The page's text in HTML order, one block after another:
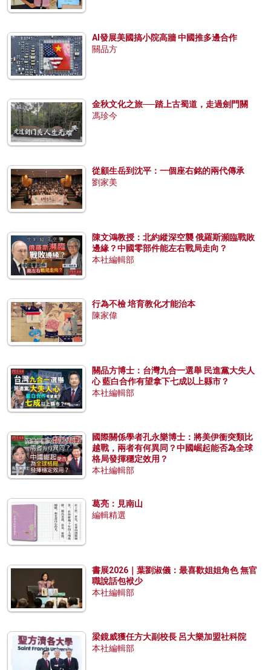
AI發展美國搞小院高牆 中國推多邊合作
關品方
金秋文化之旅──踏上古蜀道，走過劍門關
馮珍今
從顧生岳到沈平：一個座右銘的兩代傳承
劉家美
陳文鴻教授：北約縱深空襲 俄羅斯瀕臨戰敗
邊緣？中國零部件能左右戰局走向？
本社編輯部
行為不檢 培育教化才能治本
陳家偉
關品方博士：台灣九合一選舉 民進黨大失人
心 藍白合作有望拿下七成以上縣市？
本社編輯部
國際關係學者孔永樂博士：將美伊衝突類比
越戰，兩者有何異同？中國崛起能否為全球
格局發揮穩定效用？
本社編輯部
葛亮：見南山
編輯精選
書展2026｜葉劉淑儀：最喜歡姐姐角色 無官
職說話包袱少
本社編輯部
梁鏡威獲任方大副校長 呂大樂加盟社科院
本社編輯部